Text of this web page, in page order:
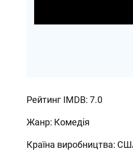
Рейтинг IMDB: 7.0
Жанр: Комедія
Країна виробництва: